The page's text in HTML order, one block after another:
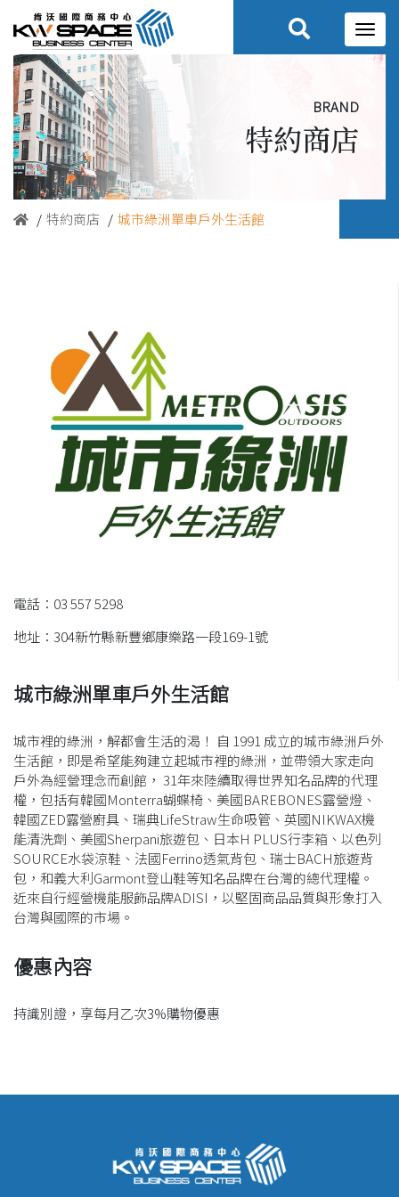
brand
特約商店
特約商店 城市綠洲單車戶外生活館
電話：03 557 5298
地址：304新竹縣新豐鄉康樂路一段169-1號
城市綠洲單車戶外生活館
城市裡的綠洲，解都會生活的渴！ 自 1991 成立的城市綠洲戶外
生活館，即是希望能夠建立起城市裡的綠洲，並帶領大家走向
戶外為經營理念而創館， 31年來陸續取得世界知名品牌的代理
權，包括有韓國Monterra蝴蝶椅、美國BAREBONES露營燈、
韓國ZED露營廚具、瑞典LifeStraw生命吸管、英國NIKWAX機
能清洗劑、美國Sherpani旅遊包、日本H PLUS行李箱、以色列
SOURCE水袋涼鞋、法國Ferrino透氣背包、瑞士BACH旅遊背
包，和義大利Garmont登山鞋等知名品牌在台灣的總代理權。
近來自行經營機能服飾品牌ADISI，以堅固商品品質與形象打入
台灣與國際的市場。
優惠內容
持識別證，享每月乙次3%購物優惠